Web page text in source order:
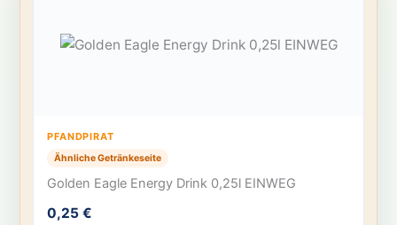
PFANDPIRAT
Ähnliche Getränkeseite
Golden Eagle Energy Drink 0,25l EINWEG
0,25 €